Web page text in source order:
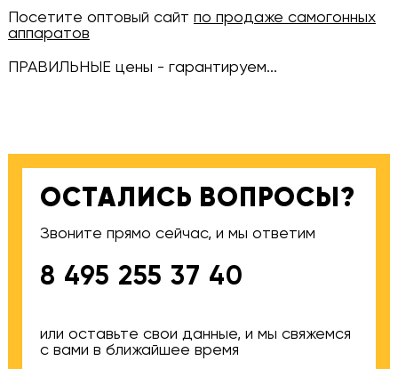
Посетите оптовый сайт по продаже самогонных
аппаратов
ПРАВИЛЬНЫЕ цены - гарантируем...
ОСТАЛИСЬ ВОПРОСЫ?
Звоните прямо сейчас, и мы ответим
8 495 255 37 40
или оставьте свои данные, и мы свяжемся
с вами в ближайшее время